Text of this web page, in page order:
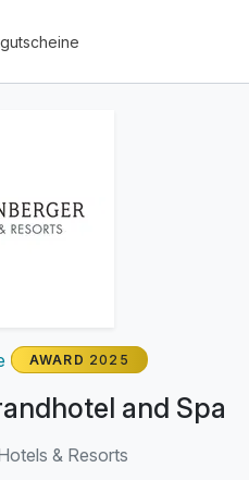
AWARD 2025
and Spa
& Resorts